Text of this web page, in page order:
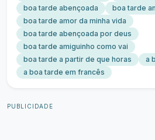
boa tarde abençoada
boa tarde
boa tarde amor da minha vida
boa tarde abençoada por deus
boa tarde amiguinho como vai
boa tarde a partir de que horas
a
a boa tarde em francês
PUBLICIDADE